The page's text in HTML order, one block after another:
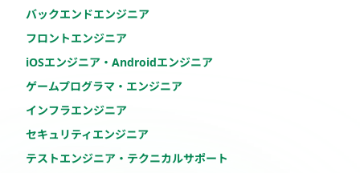
バックエンドエンジニア
フロントエンジニア
iOSエンジニア・Androidエンジニア
ゲームプログラマ・エンジニア
インフラエンジニア
セキュリティエンジニア
テストエンジニア・テクニカルサポート